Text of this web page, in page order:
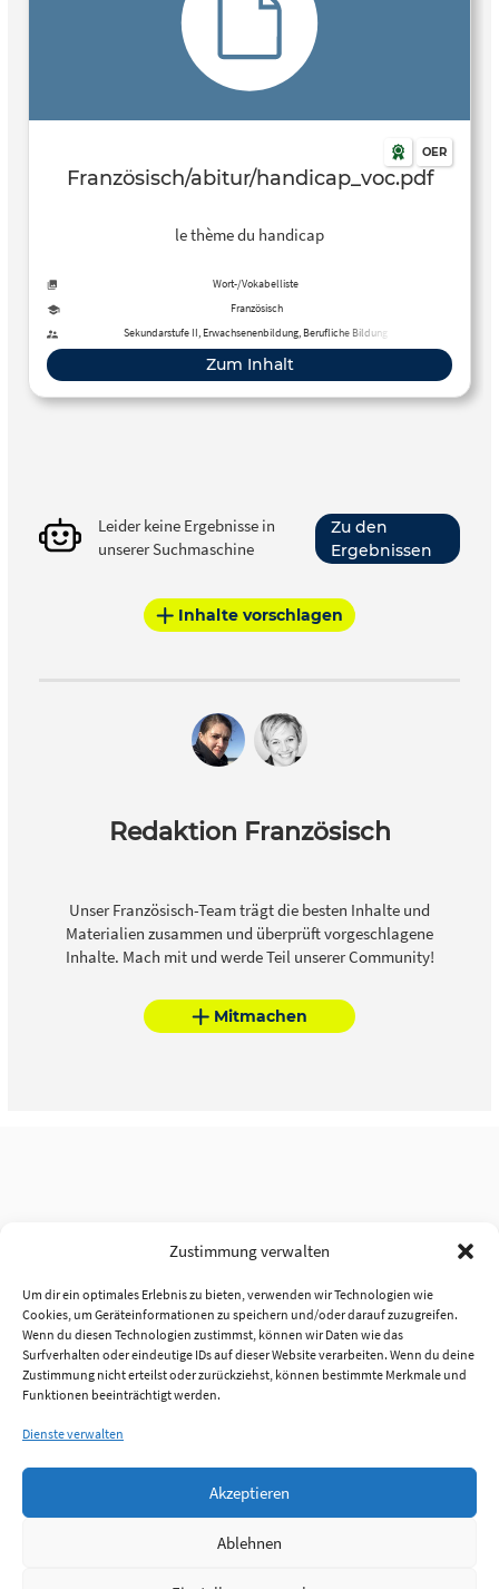
Zustimmung verwalten
Um dir ein optimales Erlebnis zu bieten, verwenden wir Technologien wie
Cookies, um Geräteinformationen zu speichern und/oder darauf zuzugreifen.
Wenn du diesen Technologien zustimmst, können wir Daten wie das
Surfverhalten oder eindeutige IDs auf dieser Website verarbeiten. Wenn du deine
Zustimmung nicht erteilst oder zurückziehst, können bestimmte Merkmale und
Funktionen beeinträchtigt werden.
Dienste verwalten
Akzeptieren
Ablehnen
OER
Französisch/abitur/handicap_voc.pdf
le thème du handicap
Wort-/Vokabelliste
Französisch
Sekundarstufe II, Erwachsenenbildung, Berufliche Bildung
Zum Inhalt
Leider keine Ergebnisse in
unserer Suchmaschine
Zu den
Ergebnissen
Inhalte vorschlagen
Redaktion Französisch
Unser Französisch-Team trägt die besten Inhalte und
Materialien zusammen und überprüft vorgeschlagene
Inhalte. Mach mit und werde Teil unserer Community!
Mitmachen